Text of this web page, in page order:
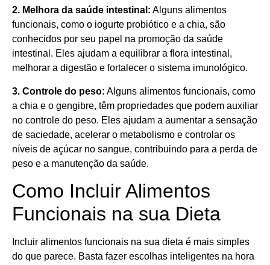
2. Melhora da saúde intestinal: Alguns alimentos
funcionais, como o iogurte probiótico e a chia, são
conhecidos por seu papel na promoção da saúde
intestinal. Eles ajudam a equilibrar a flora intestinal,
melhorar a digestão e fortalecer o sistema imunológico.
3. Controle do peso: Alguns alimentos funcionais, como
a chia e o gengibre, têm propriedades que podem auxiliar
no controle do peso. Eles ajudam a aumentar a sensação
de saciedade, acelerar o metabolismo e controlar os
níveis de açúcar no sangue, contribuindo para a perda de
peso e a manutenção da saúde.
Como Incluir Alimentos
Funcionais na sua Dieta
Incluir alimentos funcionais na sua dieta é mais simples
do que parece. Basta fazer escolhas inteligentes na hora